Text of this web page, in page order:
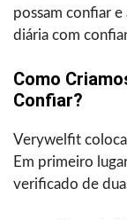
possam confiar e
diária com
Como
Confiar?
Verywelfit
Em primeiro
verificado de